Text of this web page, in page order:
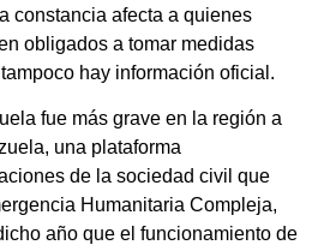
constancia afecta a quienes
obligados a tomar medidas
hay información oficial.
fue más grave en la región a
una plataforma
de la sociedad civil que
Humanitaria Compleja,
año que el funcionamiento de